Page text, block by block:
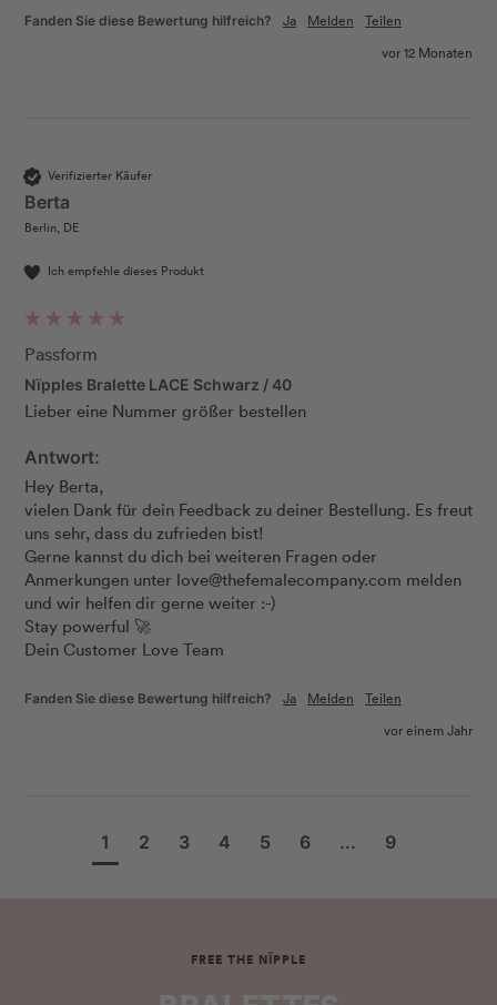
Fanden Sie diese Bewertung hilfreich? Ja Melden
Teilen
vor 12 Monaten
Verifizierter Käufer
Berta
Berlin, DE
Ich empfehle dieses Produkt
Passform
Nïpples Bralette LACE Schwarz / 40
Lieber eine Nummer größer bestellen
Antwort:
Hey Berta,
vielen Dank für dein Feedback zu deiner Bestellung. Es freut
uns sehr, dass du zufrieden bist!
Gerne kannst du dich bei weiteren Fragen oder
Anmerkungen unter love@thefemalecompany.com melden
und wir helfen dir gerne weiter :-)
Stay powerful 🚀
Dein Customer Love Team
Fanden Sie diese Bewertung hilfreich? Ja Melden
Teilen
vor einem Jahr
1 2 3 4 5 6 ... 9
FREE THE NÏPPLE